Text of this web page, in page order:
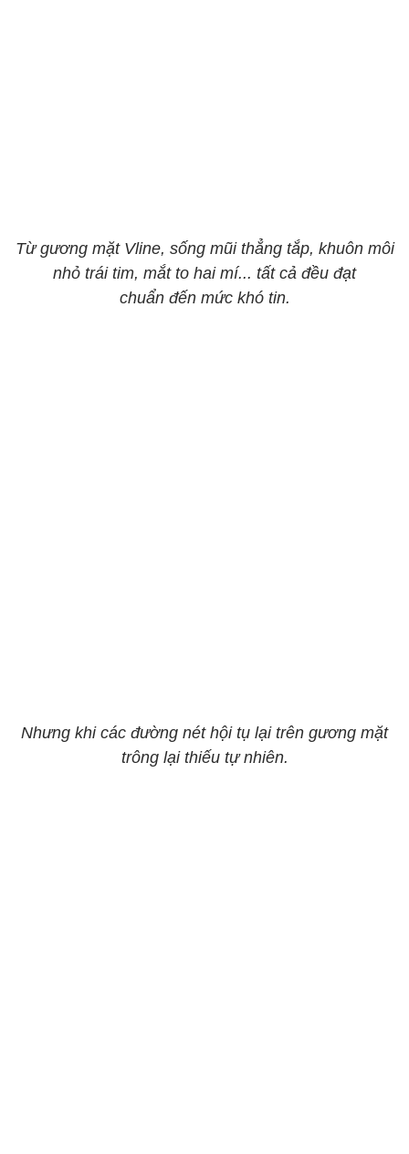
Từ gương mặt Vline, sống mũi thẳng tắp, khuôn môi
nhỏ trái tim, mắt to hai mí... tất cả đều đạt
chuẩn đến mức khó tin.
Nhưng khi các đường nét hội tụ lại trên gương mặt
trông lại thiếu tự nhiên.